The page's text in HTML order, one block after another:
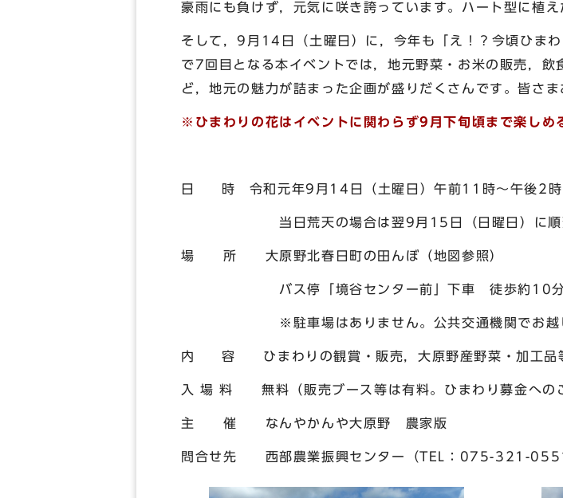
豪雨にも負けず，元気に咲き誇っています。ハート型に植
そして，9月14日（土曜日）に，今年も「え！？今頃ひま
で7回目となる本イベントでは，地元野菜・お米の販売，
ど，地元の魅力が詰まった企画が盛りだくさんです。皆さ
※ひまわりの花はイベントに関わらず9月下旬頃まで楽しめ
日 時 令和元年9月14日（土曜日）午前11時～午後2時
当日荒天の場合は翌9月15日（日曜日）に順
場 所 大原野北春日町の田んぼ（地図参照）
バス停「境谷センター前」下車 徒歩約10
※駐車場はありません。公共交通機関でお越し
内 容 ひまわりの観賞・販売，大原野産野菜・加工品等
入 場 料 無料（販売ブース等は有料。ひまわり募金への
主 催 なんやかんや大原野 農家版
問合せ先 西部農業振興センター（TEL：075-321-